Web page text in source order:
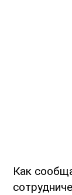
Как